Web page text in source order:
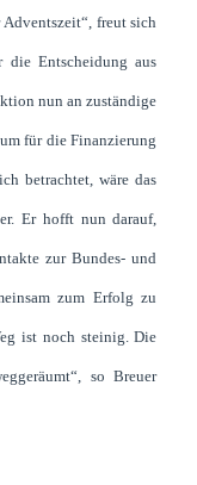
freut sich
die Entscheidung aus
nun an zuständige
für die Finanzierung
betrachtet, wäre das
Er hofft nun darauf,
zur Bundes- und
zum Erfolg zu
ist noch steinig. Die
so Breuer